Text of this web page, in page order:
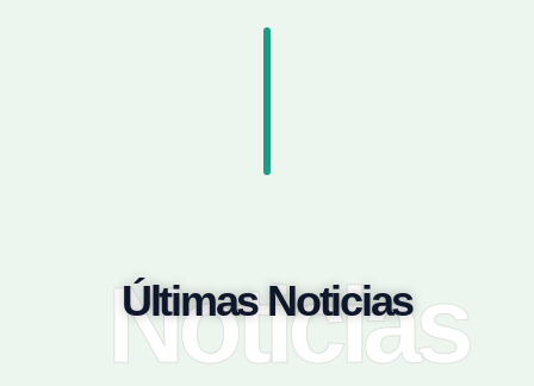
Noticias
Últimas Noticias